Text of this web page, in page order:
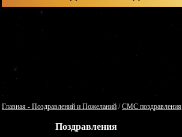
Главная - Поздравлений и Пожеланий /СМС поздравления
Поздравления